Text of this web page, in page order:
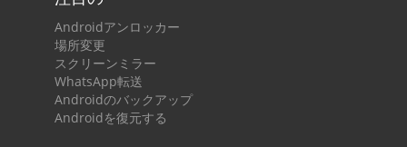
Androidアンロッカー
場所変更
スクリーンミラー
WhatsApp転送
Androidのバックアップ
Androidを復元する